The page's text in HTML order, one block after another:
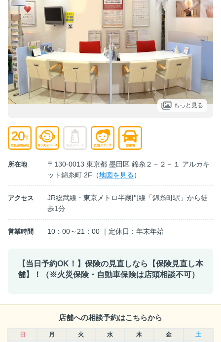
もっと見る
所在地
〒130-0013 東京都 墨田区 錦糸２－２－１ アルカキ
ット錦糸町 2F（地図を見る）
アクセス
JR総武線・東京メトロ半蔵門線「錦糸町駅」から徒
歩1分
営業時間 10：00～21：00 ｜定休日：年末年始
【当日予約OK！】保険の見直しなら【保険見直し本
舗】！（※火災保険・自動車保険は店頭相談不可）
店舗への相談予約はこちらから
日 月 火 水 木 金
土